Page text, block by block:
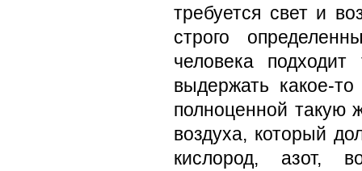
требуется свет и
строго
человека
выдержать какое-
полноценной такую
воздуха, который
кислород, азот,